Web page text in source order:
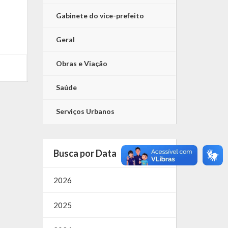
Gabinete do vice-prefeito
Geral
Obras e Viação
Saúde
Serviços Urbanos
Busca por Data
2026
2025